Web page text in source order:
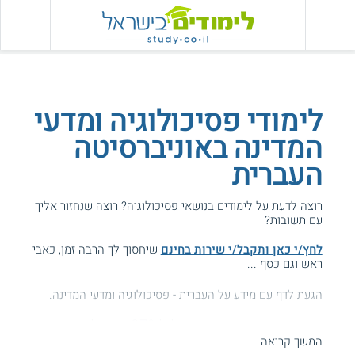
לימודי פסיכולוגיה ומדעי
המדינה באוניברסיטה
העברית
רוצה לדעת על לימודים בנושאי פסיכולוגיה? רוצה שנחזור אליך
עם תשובות?
לחץ/י כאן ותקבל/י שירות בחינם שיחסוך לך הרבה זמן, כאבי
ראש וגם כסף ...
הגעת לדף עם מידע על העברית - פסיכולוגיה ומדעי המדינה.
עזרנו גם לך? דרג אותנו:המשך קריאה